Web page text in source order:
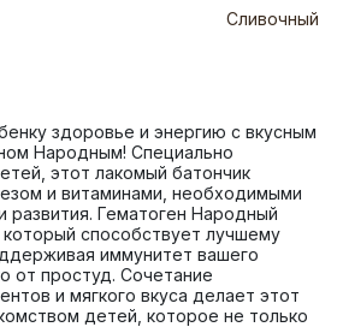
Сливочный
здоровье и энергию с вкусным
Народным! Специально
этот лакомый батончик
и витаминами, необходимыми
развития. Гематоген Народный
способствует лучшему
иммунитет вашего
от простуд. Сочетание
и мягкого вкуса делает этот
детей, которое не только